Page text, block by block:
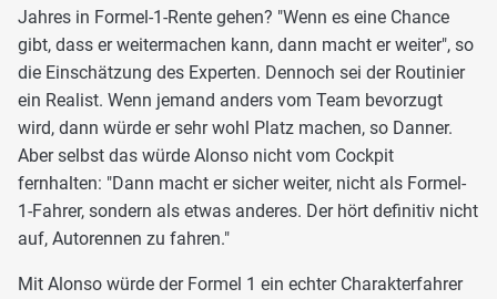
Jahres in Formel-1-Rente gehen? "Wenn es eine Chance
gibt, dass er weitermachen kann, dann macht er weiter", so
die Einschätzung des Experten. Dennoch sei der Routinier
ein Realist. Wenn jemand anders vom Team bevorzugt
wird, dann würde er sehr wohl Platz machen, so Danner.
Aber selbst das würde Alonso nicht vom Cockpit
fernhalten: "Dann macht er sicher weiter, nicht als Formel-
1-Fahrer, sondern als etwas anderes. Der hört definitiv nicht
auf, Autorennen zu fahren."
Mit Alonso würde der Formel 1 ein echter Charakterfahrer